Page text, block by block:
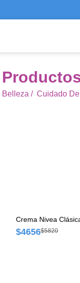
Belleza / Cuidado
Crema Nivea
$4656$5820